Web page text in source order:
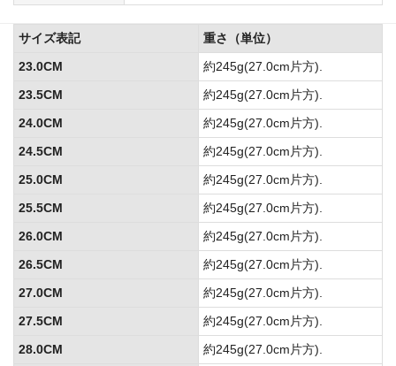
サイズ表記
重さ（単位）
23.0CM
約245g(27.0cm片方).
23.5CM
約245g(27.0cm片方).
24.0CM
約245g(27.0cm片方).
24.5CM
約245g(27.0cm片方).
25.0CM
約245g(27.0cm片方).
25.5CM
約245g(27.0cm片方).
26.0CM
約245g(27.0cm片方).
26.5CM
約245g(27.0cm片方).
27.0CM
約245g(27.0cm片方).
27.5CM
約245g(27.0cm片方).
28.0CM
約245g(27.0cm片方).